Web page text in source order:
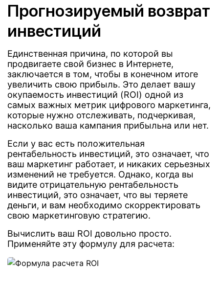
Прогнозируемый возврат
инвестиций
Единственная причина, по которой вы
продвигаете свой бизнес в Интернете,
заключается в том, чтобы в конечном итоге
увеличить свою прибыль. Это делает вашу
окупаемость инвестиций (ROI) одной из
самых важных метрик цифрового маркетинга,
которые нужно отслеживать, подчеркивая,
насколько ваша кампания прибыльна или нет.
Если у вас есть положительная
рентабельность инвестиций, это означает, что
ваш маркетинг работает, и никаких серьезных
изменений не требуется. Однако, когда вы
видите отрицательную рентабельность
инвестиций, это означает, что вы теряете
деньги, и вам необходимо скорректировать
свою маркетинговую стратегию.
Вычислить ваш ROI довольно просто.
Применяйте эту формулу для расчета: